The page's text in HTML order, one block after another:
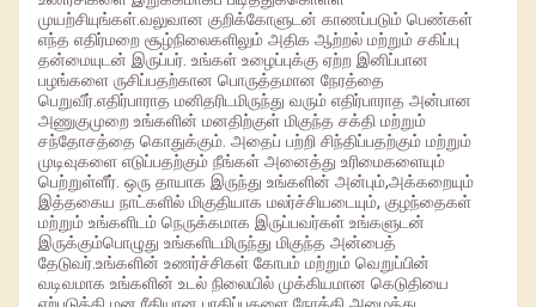
முயற்சியுங்கள்.வலுவான குறிக்கோளுடன் காணப்படும் பெண்கள்
எந்த எதிர்மறை சூழ்நிலைகளிலும் அதிக ஆற்றல் மற்றும் சகிப்பு
தன்மையுடன் இருப்பர். உங்கள் உழைப்புக்கு ஏற்ற இனிப்பான
பழங்களை ருசிப்பதற்கான பொருத்தமான நேரத்தை
பெறுவீர்.எதிர்பாராத மனிதரிடமிருந்து வரும் எதிர்பாராத அன்பான
அணுகுமுறை உங்களின் மனதிற்குள் மிகுந்த சக்தி மற்றும்
சந்தோசத்தை கொதுக்கும். அதைப் பற்றி சிந்திப்பதற்கும் மற்றும்
முடிவுகளை எடுப்பதற்கும் நீங்கள் அனைத்து உரிமைகளையும்
பெற்றுள்ளீர். ஒரு தாயாக இருந்து உங்களின் அன்பும்,அக்கறையும்
இத்தகைய நாட்களில் மிகுதியாக மலர்ச்சியடையும், குழந்தைகள்
மற்றும் உங்களிடம் நெருக்கமாக இருப்பவர்கள் உங்களுடன்
இருக்கும்பொழுது உங்களிடமிருந்து மிகுந்த அன்பைத்
தேடுவர்.உங்களின் உணர்ச்சிகள் கோபம் மற்றும் வெறுப்பின்
வடிவமாக உங்களின் உடல் நிலையில் முக்கியமான கெடுதியை